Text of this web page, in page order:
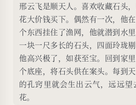
邢云飞是顺天人。喜欢收藏石头
花大价钱买下。偶然有一次，他
个东西挂住了渔网，他就潜到水
一块一尺多长的石头，四面玲珑
他高兴极了，如获至宝。回到家
个底座，将石头供在案头。每到
的孔窍里就会生出云气，远远
花。